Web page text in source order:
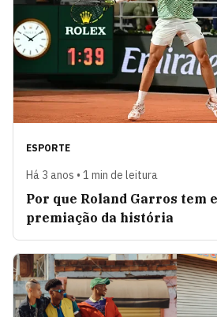
ESPORTE
Há 3 anos • 1 min de leitura
Por que Roland Garros tem
premiação da história